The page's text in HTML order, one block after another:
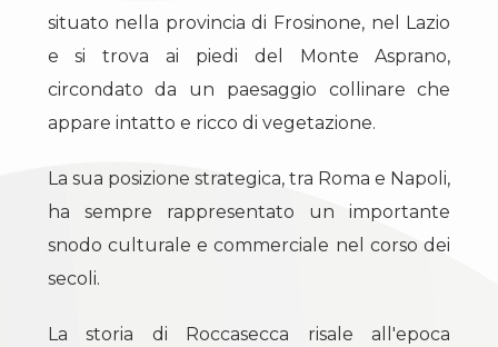
situato nella provincia di Frosinone, nel Lazio
e si trova ai piedi del Monte Asprano,
circondato da un paesaggio collinare che
appare intatto e ricco di vegetazione.
La sua posizione strategica, tra Roma e Napoli,
ha sempre rappresentato un importante
snodo culturale e commerciale nel corso dei
secoli.
La storia di Roccasecca risale all'epoca
Il
territorio
Contattaci
Provincia
Comune